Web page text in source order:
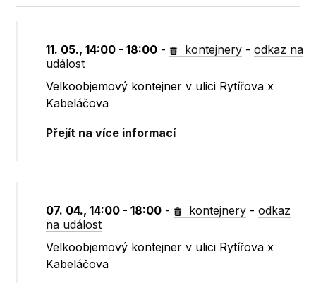
11. 05., 14:00 - 18:00 - kontejnery -odkaz na
událost
Velkoobjemový kontejner v ulici Rytířova x
Kabeláčova
Přejít na více informací
07. 04., 14:00 - 18:00 - kontejnery -odkaz
na událost
Velkoobjemový kontejner v ulici Rytířova x
Kabeláčova